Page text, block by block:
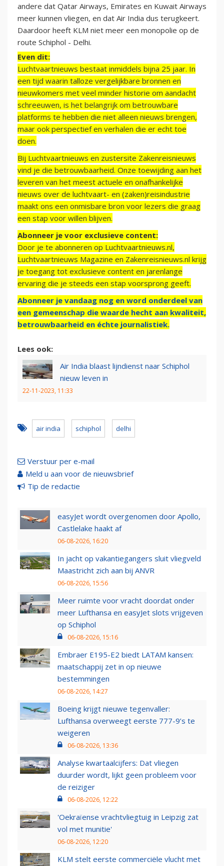
andere dat Qatar Airways, Emirates en Kuwait Airways
meer kunnen vliegen, en dat Air India dus terugkeert.
Daardoor heeft KLM niet meer een monopolie op de
route Schiphol - Delhi.
Even dit:
Luchtvaartnieuws bestaat inmiddels bijna 25 jaar. In
een tijd waarin talloze vergelijkbare bronnen en
nieuwkomers met veel minder historie om aandacht
schreeuwen, is het belangrijk om betrouwbare
platforms te hebben die niet alleen nieuws brengen,
maar ook perspectief en verhalen die er echt toe
doen.
Bij Luchtvaartnieuws en zustersite Zakenreisnieuws
vind je die betrouwbaarheid. Onze toewijding aan het
leveren van het meest actuele en onafhankelijke
nieuws over de luchtvaart- en (zaken)reisindustrie
maakt ons een onmisbare bron voor lezers die graag
een stap voor willen blijven.
Abonneer je voor exclusieve content:
Door je te abonneren op Luchtvaartnieuws.nl,
Luchtvaartnieuws Magazine en Zakenreisnieuws.nl krijg
je toegang tot exclusieve content en jarenlange
ervaring die je steeds een stap voorsprong geeft.
Abonneer je vandaag nog en word onderdeel van
een gemeenschap die waarde hecht aan kwaliteit,
betrouwbaarheid en échte journalistiek.
Lees ook:
Air India blaast lijndienst naar Schiphol
nieuw leven in
22-11-2023, 11:33
air india schiphol delhi
Verstuur per e-mail
Meld u aan voor de nieuwsbrief
Tip de redactie
easyJet wordt overgenomen door Apollo,
Castlelake haakt af
06-08-2026, 16:20
In jacht op vakantiegangers sluit vliegveld
Maastricht zich aan bij ANVR
06-08-2026, 15:56
Meer ruimte voor vracht doordat onder
meer Lufthansa en easyJet slots vrijgeven
op Schiphol
06-08-2026, 15:16
Embraer E195-E2 biedt LATAM kansen:
maatschappij zet in op nieuwe
bestemmingen
06-08-2026, 14:27
Boeing krijgt nieuwe tegenvaller:
Lufthansa overweegt eerste 777-9’s te
weigeren
06-08-2026, 13:36
Analyse kwartaalcijfers: Dat vliegen
duurder wordt, lijkt geen probleem voor
de reiziger
06-08-2026, 12:22
'Oekraïense vrachtvliegtuig in Leipzig zat
vol met munitie'
06-08-2026, 12:20
KLM stelt eerste commerciële vlucht met